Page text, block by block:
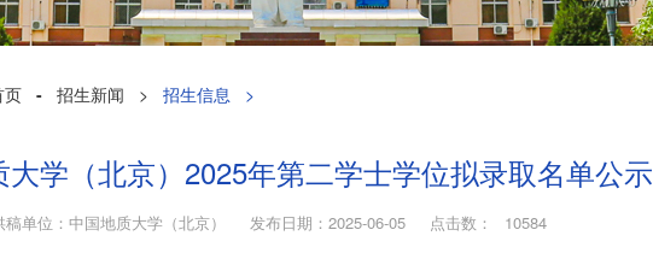
页 - 招生新闻 > 招生信息 >
大学（北京）2025年第二学士学位拟录取名单公示
稿单位：中国地质大学（北京） 发布日期：2025-06-05 点击数： 10584